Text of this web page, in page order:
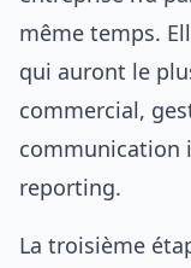
même temps.
qui auront le
commercial,
communication
reporting.
La troisième